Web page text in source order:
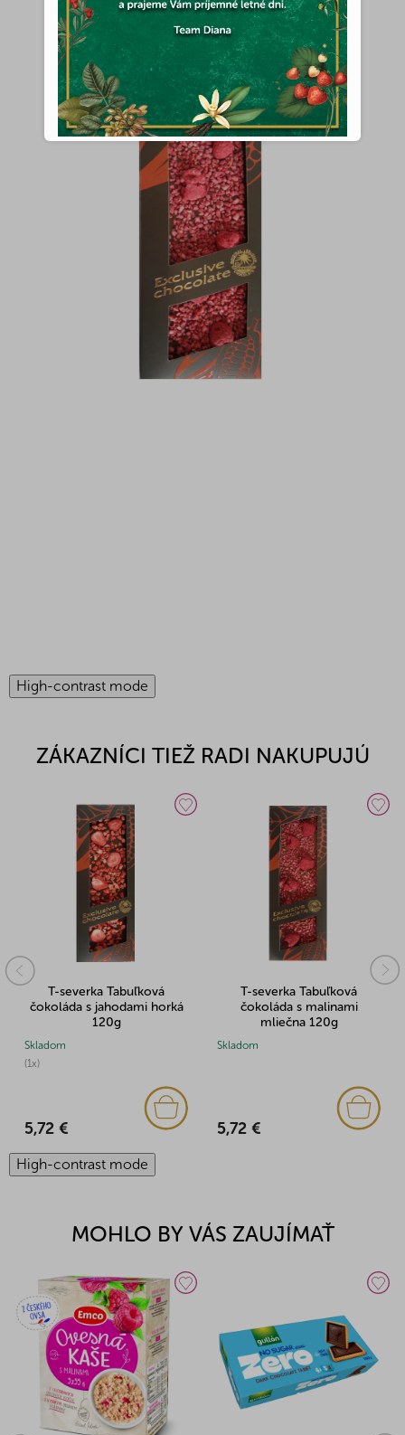
High-contrast mode
ZÁKAZNÍCI TIEŽ RADI NAKUPUJÚ
T-severka Tabuľková
čokoláda s jahodami horká
120g
(1x)
Skladom
5,72 €
T-severka Tabuľková
čokoláda s malinami
mliečna 120g
Skladom
5,72 €
High-contrast mode
MOHLO BY VÁS ZAUJÍMAŤ